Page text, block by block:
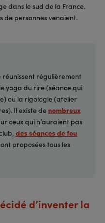
dans le sud de la France.
de personnes venaient.
réunissent régulièrement
yoga du rire (séance qui
ou la rigologie (atelier
Il existe denombreux
ceux qui n’auraient pas
des séances de fou
proposées tous les
d’inventer la